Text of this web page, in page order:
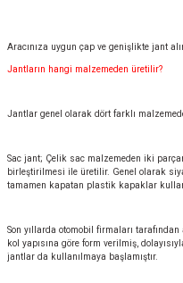
Aracınıza uygun çap ve genişlikte jant
Jantların hangi malzemeden üretilir?
Jantlar genel olarak dört farklı
Sac jant; Çelik sac malzemeden iki
birleştirilmesi ile üretilir. Genel olarak
tamamen kapatan plastik kapaklar
Son yıllarda otomobil firmaları
kol yapısına göre form verilmiş,
jantlar da kullanılmaya başlamıştır.